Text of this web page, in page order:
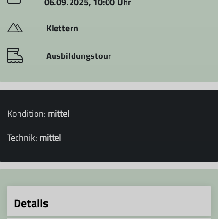
Klettern
Ausbildungstour
Kondition: mittel
Technik: mittel
Details